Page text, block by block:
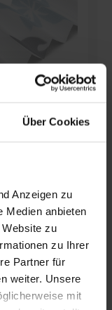
Über Cookies
Anzeigen zu
Medien anbieten
zu
zu Ihrer
Partner für
weiter. Unsere
mit